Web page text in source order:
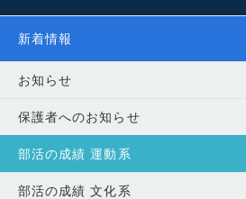
新着情報
お知らせ
保護者へのお知らせ
部活の成績 運動系
部活の成績 文化系